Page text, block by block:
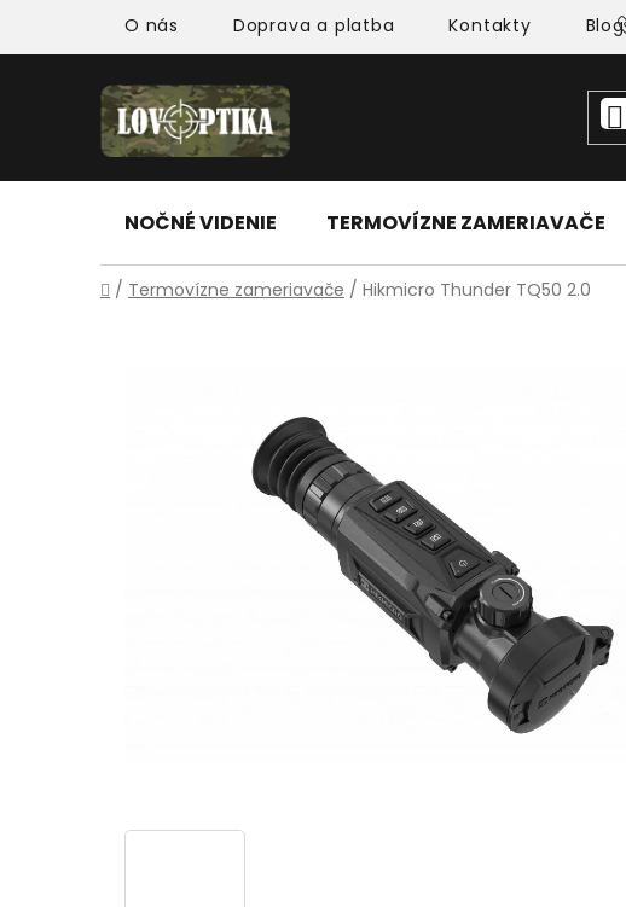
obsah
O nás Doprava a platba Kontakty Blog
NOČNÉ VIDENIE TERMOVÍZNE ZAMERIAVAČE
Domov
/ Termovízne zameriavače / Hikmicro Thunder TQ50 2.0